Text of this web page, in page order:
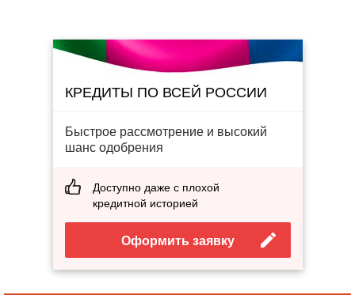
КРЕДИТЫ ПО ВСЕЙ РОССИИ
Быстрое рассмотрение и высокий
шанс одобрения
Доступно даже с плохой
кредитной историей
Оформить заявку